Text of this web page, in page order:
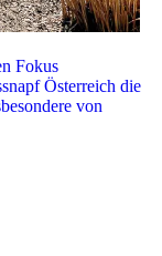
Fokus
Österreich die
von